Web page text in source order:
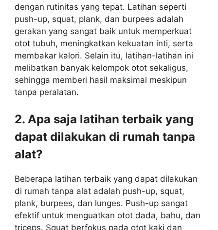
dengan rutinitas yang tepat. Latihan seperti
push-up, squat, plank, dan burpees adalah
gerakan yang sangat baik untuk memperkuat
otot tubuh, meningkatkan kekuatan inti, serta
membakar kalori. Selain itu, latihan-latihan ini
melibatkan banyak kelompok otot sekaligus,
sehingga memberi hasil maksimal meskipun
tanpa peralatan.
2. Apa saja latihan terbaik yang
dapat dilakukan di rumah tanpa
alat?
Beberapa latihan terbaik yang dapat dilakukan
di rumah tanpa alat adalah push-up, squat,
plank, burpees, dan lunges. Push-up sangat
efektif untuk menguatkan otot dada, bahu, dan
triceps. Squat berfokus pada otot kaki dan